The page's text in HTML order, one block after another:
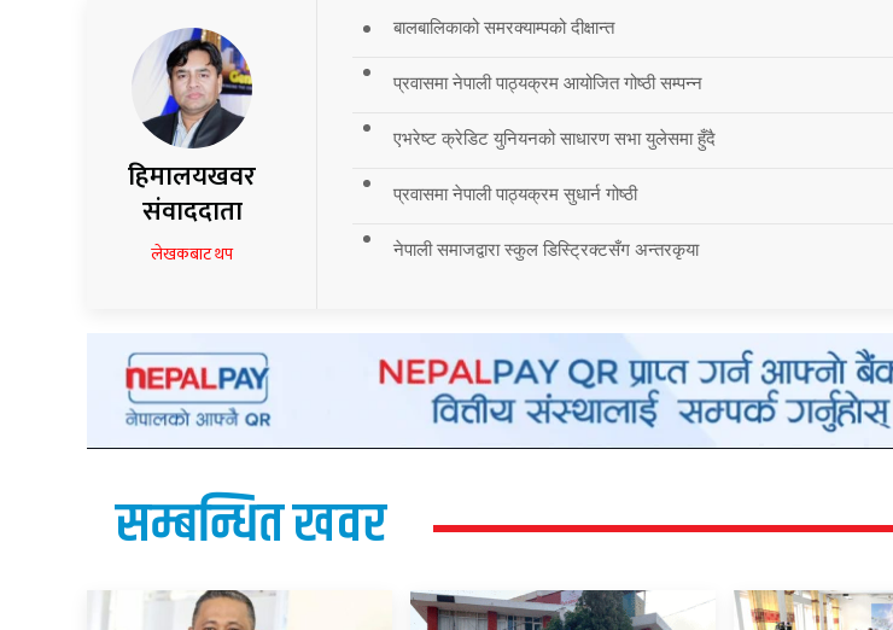
हिमालयखवर
संवाददाता
लेखकबाट थप
बालबालिकाको समरक्याम्पको दीक्षान्त
प्रवासमा नेपाली पाठ्यक्रम आयोजित गोष्ठी सम्पन्न
एभरेष्ट क्रेडिट युनियनको साधारण सभा युलेसमा हुँदै
प्रवासमा नेपाली पाठ्यक्रम सुधार्न गोष्ठी
नेपाली समाजद्वारा स्कुल डिस्ट्रिक्टसँग अन्तरकृया
सम्बन्धित खवर